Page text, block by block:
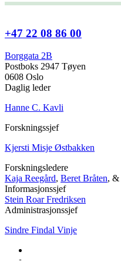
+47 22 08 86 00
Borggata 2B
Postboks 2947 Tøyen
0608 Oslo
Daglig leder
Hanne C. Kavli
Forskningssjef
Kjersti Misje Østbakken
Forskningsledere
Kaja Reegård, Beret Bråten, &
Informasjonssjef
Stein Roar Fredriksen
Administrasjonssjef
Sindre Findal Vinje